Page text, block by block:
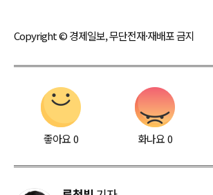
Copyright © 경제일보, 무단전재·재배포 금지
좋아요0 화나요0